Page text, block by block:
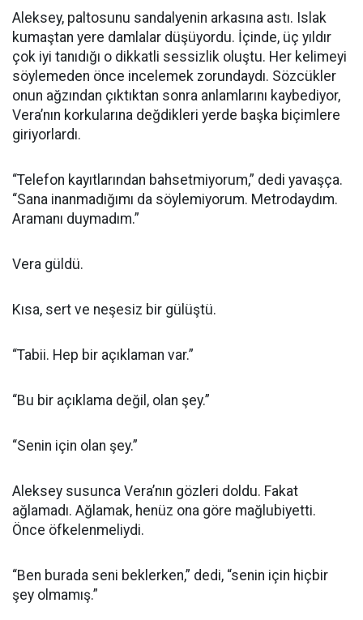
Aleksey, paltosunu sandalyenin arkasına astı. Islak
kumaştan yere damlalar düşüyordu. İçinde, üç yıldır
çok iyi tanıdığı o dikkatli sessizlik oluştu. Her kelimeyi
söylemeden önce incelemek zorundaydı. Sözcükler
onun ağzından çıktıktan sonra anlamlarını kaybediyor,
Vera’nın korkularına değdikleri yerde başka biçimlere
giriyorlardı.
“Telefon kayıtlarından bahsetmiyorum,” dedi yavaşça.
“Sana inanmadığımı da söylemiyorum. Metrodaydım.
Aramanı duymadım.”
Vera güldü.
Kısa, sert ve neşesiz bir gülüştü.
“Tabii. Hep bir açıklaman var.”
“Bu bir açıklama değil, olan şey.”
“Senin için olan şey.”
Aleksey susunca Vera’nın gözleri doldu. Fakat
ağlamadı. Ağlamak, henüz ona göre mağlubiyetti.
Önce öfkelenmeliydi.
“Ben burada seni beklerken,” dedi, “senin için hiçbir
şey olmamış.”